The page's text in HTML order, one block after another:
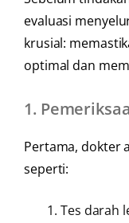
evaluasi
krusial:
optimal dan
1.
Pertama, dokter
seperti:
Tes darah